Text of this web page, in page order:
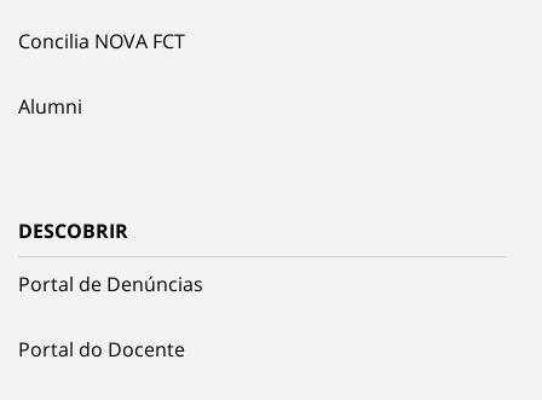
Concilia NOVA FCT
Alumni
DESCOBRIR
Portal de Denúncias
Portal do Docente